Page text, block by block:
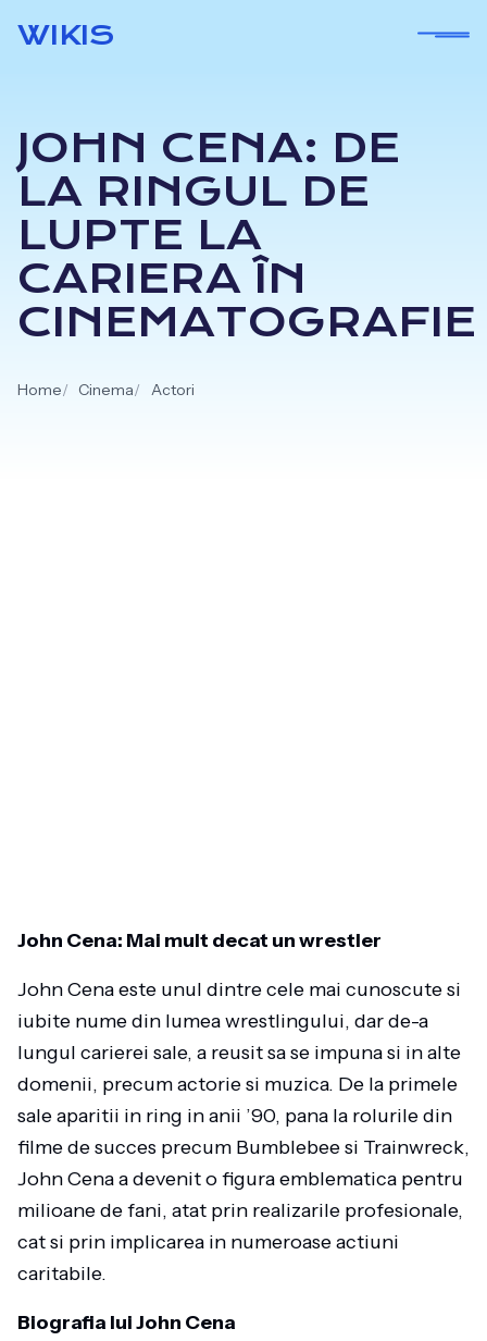
WIKIS
JOHN CENA: DE
LA RINGUL DE
LUPTE LA
CARIERA ÎN
CINEMATOGRAFIE
Home Cinema Actori
John Cena: Mai mult decat un wrestler
John Cena este unul dintre cele mai cunoscute si
iubite nume din lumea wrestlingului, dar de-a
lungul carierei sale, a reusit sa se impuna si in alte
domenii, precum actorie si muzica. De la primele
sale aparitii in ring in anii ’90, pana la rolurile din
filme de succes precum Bumblebee si Trainwreck,
John Cena a devenit o figura emblematica pentru
milioane de fani, atat prin realizarile profesionale,
cat si prin implicarea in numeroase actiuni
caritabile.
Biografia lui John Cena